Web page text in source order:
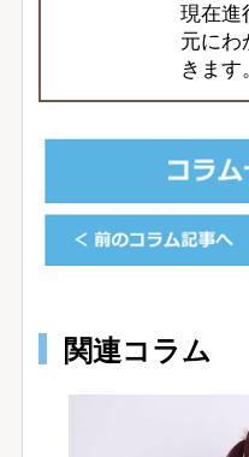
現在進
元にわ
きます
関連コラム